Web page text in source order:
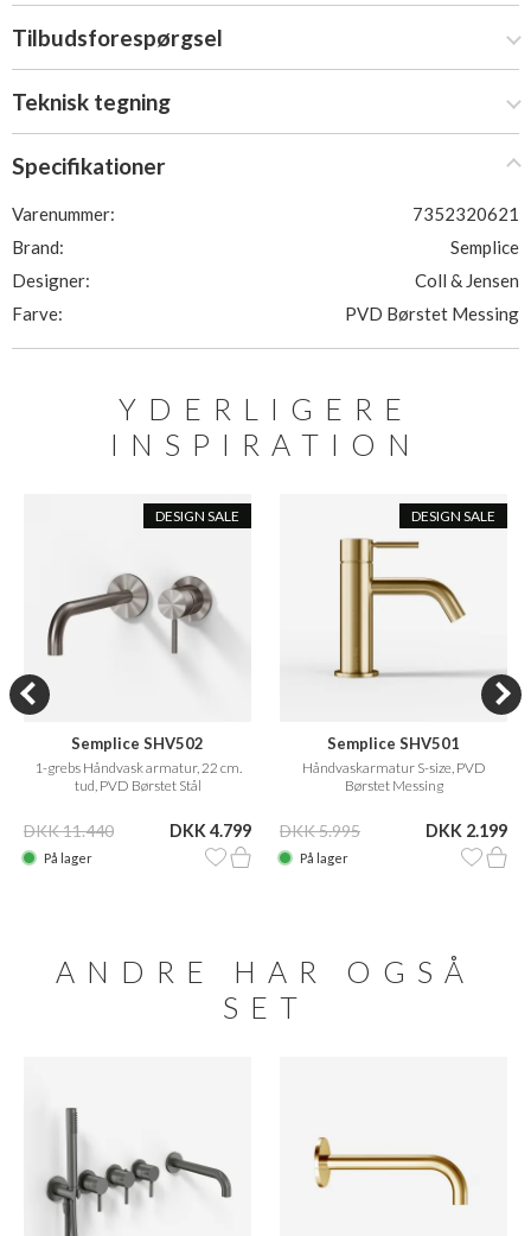
Tilbudsforespørgsel
Teknisk tegning
Specifikationer
Varenummer:
7352320621
Brand:
Semplice
Designer:
Coll & Jensen
Farve:
PVD Børstet Messing
YDERLIGERE
INSPIRATION
DESIGN SALE
Semplice SHV502
1-grebs Håndvask armatur, 22 cm.
tud, PVD Børstet Stål
DKK 11.440 DKK 4.799
På lager
DESIGN SALE
Semplice SHV501
Håndvaskarmatur S-size, PVD
Børstet Messing
DKK 5.995 DKK 2.199
På lager
ANDRE HAR OGSÅ
SET